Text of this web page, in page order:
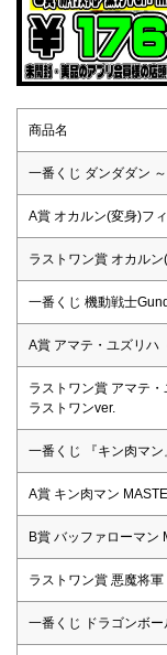
商品名
一番くじ ダンダダン
A賞 オカルン(変身)フ
ラストワン賞 オカル
一番くじ 機動戦士
A賞 アマテ・ユズリハ
ラストワン賞 アマテ
ラストワンver.
一番くじ 『キン肉マ
A賞 キン肉マン
B賞 バッファローマン
ラストワン賞 悪魔将
一番くじ ドラゴンボ